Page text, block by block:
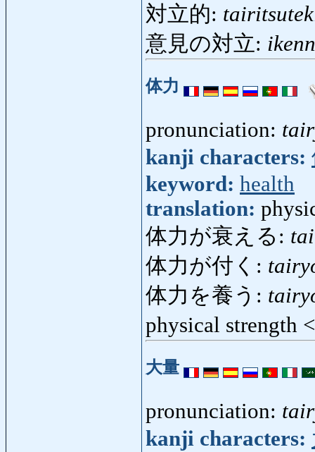
対立的:
意見の対立:
体力
pronunciation:
kanji characters:
keyword: health
translation:
体力が衰える:
体力が付く:
体力を養う:
physical strength
大量
pronunciation:
kanji characters: